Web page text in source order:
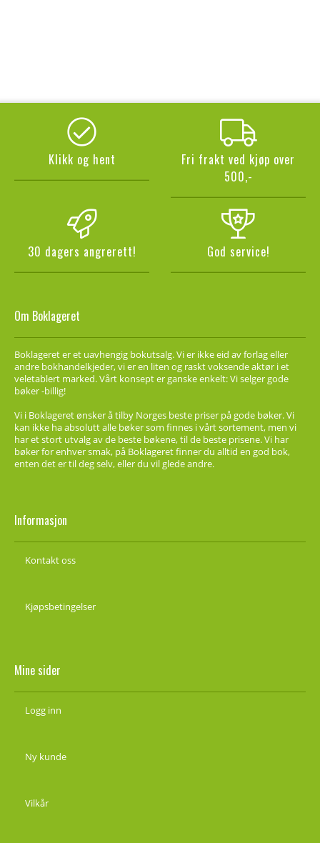
Klikk og hent
Fri frakt ved kjøp over
500,-
30 dagers angrerett! God service!
Om Boklageret
Boklageret er et uavhengig bokutsalg. Vi er ikke eid av forlag eller
andre bokhandelkjeder, vi er en liten og raskt voksende aktør i et
veletablert marked. Vårt konsept er ganske enkelt: Vi selger gode
bøker -billig!
Vi i Boklageret ønsker å tilby Norges beste priser på gode bøker. Vi
kan ikke ha absolutt alle bøker som finnes i vårt sortement, men vi
har et stort utvalg av de beste bøkene, til de beste prisene. Vi har
bøker for enhver smak, på Boklageret finner du alltid en god bok,
enten det er til deg selv, eller du vil glede andre.
Informasjon
Kontakt oss
Kjøpsbetingelser
Mine sider
Logg inn
Ny kunde
Vilkår